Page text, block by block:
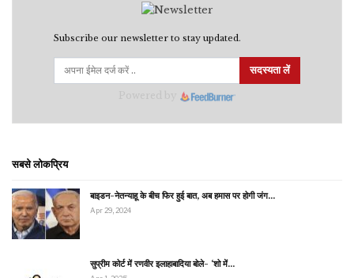
Subscribe our newsletter to stay updated.
सदस्यता लें
सबसे लोकप्रिय
बाइडन-नेतन्याहू के बीच फिर हुई बात, अब हमास पर होगी जंग…
Apr 29, 2024
सुप्रीम कोर्ट में रणवीर इलाहाबादिया बोले- ‘शो में…